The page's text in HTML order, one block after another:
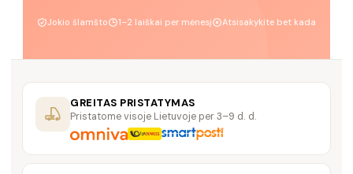
Jokio šlamšto 1–2 laiškai per mėnesį Atsisakykite bet kada
GREITAS PRISTATYMAS
Pristatome visoje Lietuvoje per 3–9 d. d.